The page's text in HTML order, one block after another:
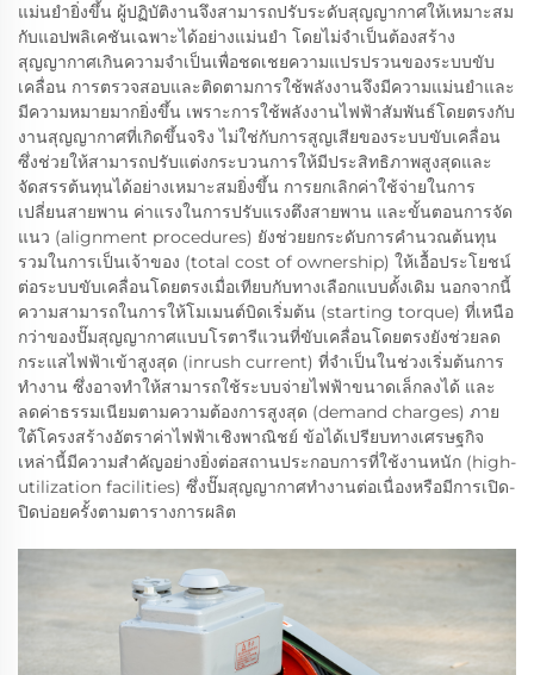
แม่นยำยิ่งขึ้น ผู้ปฏิบัติงานจึงสามารถปรับระดับสุญญากาศให้เหมาะสม
กับแอปพลิเคชันเฉพาะได้อย่างแม่นยำ โดยไม่จำเป็นต้องสร้าง
สุญญากาศเกินความจำเป็นเพื่อชดเชยความแปรปรวนของระบบขับ
เคลื่อน การตรวจสอบและติดตามการใช้พลังงานจึงมีความแม่นยำและ
มีความหมายมากยิ่งขึ้น เพราะการใช้พลังงานไฟฟ้าสัมพันธ์โดยตรงกับ
งานสุญญากาศที่เกิดขึ้นจริง ไม่ใช่กับการสูญเสียของระบบขับเคลื่อน
ซึ่งช่วยให้สามารถปรับแต่งกระบวนการให้มีประสิทธิภาพสูงสุดและ
จัดสรรต้นทุนได้อย่างเหมาะสมยิ่งขึ้น การยกเลิกค่าใช้จ่ายในการ
เปลี่ยนสายพาน ค่าแรงในการปรับแรงตึงสายพาน และขั้นตอนการจัด
แนว (alignment procedures) ยังช่วยยกระดับการคำนวณต้นทุน
รวมในการเป็นเจ้าของ (total cost of ownership) ให้เอื้อประโยชน์
ต่อระบบขับเคลื่อนโดยตรงเมื่อเทียบกับทางเลือกแบบดั้งเดิม นอกจากนี้
ความสามารถในการให้โมเมนต์บิดเริ่มต้น (starting torque) ที่เหนือ
กว่าของปั๊มสุญญากาศแบบโรตารีแวนที่ขับเคลื่อนโดยตรงยังช่วยลด
กระแสไฟฟ้าเข้าสูงสุด (inrush current) ที่จำเป็นในช่วงเริ่มต้นการ
ทำงาน ซึ่งอาจทำให้สามารถใช้ระบบจ่ายไฟฟ้าขนาดเล็กลงได้ และ
ลดค่าธรรมเนียมตามความต้องการสูงสุด (demand charges) ภาย
ใต้โครงสร้างอัตราค่าไฟฟ้าเชิงพาณิชย์ ข้อได้เปรียบทางเศรษฐกิจ
เหล่านี้มีความสำคัญอย่างยิ่งต่อสถานประกอบการที่ใช้งานหนัก (high-
utilization facilities) ซึ่งปั๊มสุญญากาศทำงานต่อเนื่องหรือมีการเปิด-
ปิดบ่อยครั้งตามตารางการผลิต